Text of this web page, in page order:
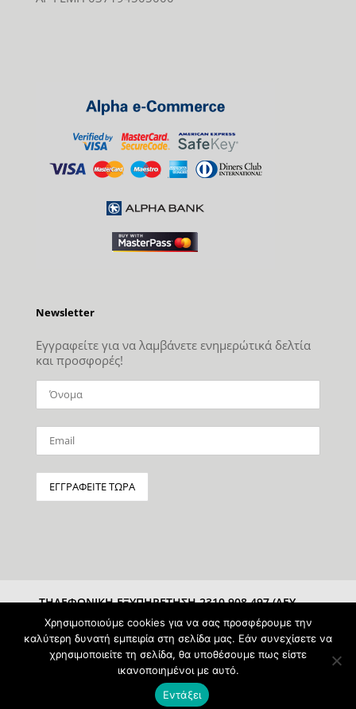
Newsletter
Εγγραφείτε για να λαμβάνετε ενημερώτικά δελτία
και προσφορές!
ΤΗΛΕΦΩΝΙΚΗ ΕΞΥΠΗΡΕΤΗΣΗ 2310 908 497 (ΔΕΥ-
ΣΑΒ 10:00-15:00)
Powered & Protected by
Χρησιμοποιούμε cookies για να σας προσφέρουμε την
καλύτερη δυνατή εμπειρία στη σελίδα μας. Εάν συνεχίσετε να
χρησιμοποιείτε τη σελίδα, θα υποθέσουμε πως είστε
ικανοποιημένοι με αυτό.
Εντάξει